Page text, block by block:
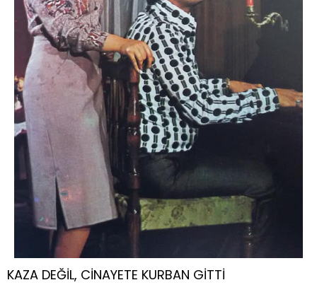
KAZA DEĞİL, CİNAYETE KURBAN GİTTİ